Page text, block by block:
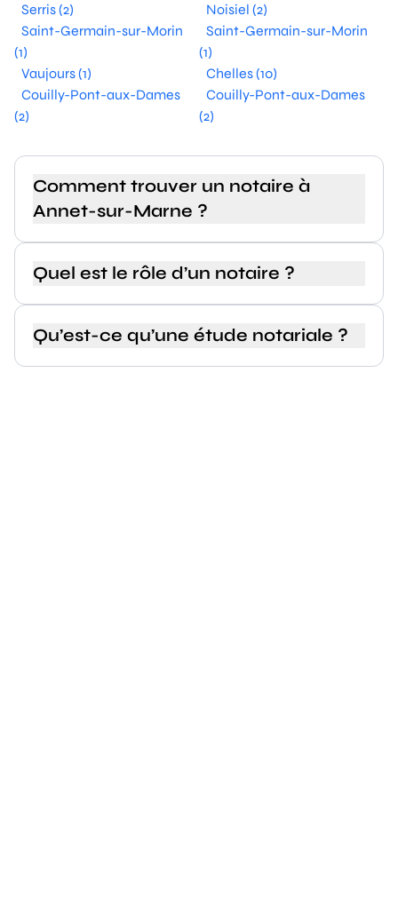
Serris (2)
Noisiel (2)
Saint-Germain-sur-Morin
(1)
Saint-Germain-sur-Morin
(1)
Vaujours (1)
Chelles (10)
Couilly-Pont-aux-Dames
(2)
Couilly-Pont-aux-Dames
(2)
Comment trouver un notaire à
Annet-sur-Marne ?
Quel est le rôle d’un notaire ?
Qu’est-ce qu’une étude notariale ?